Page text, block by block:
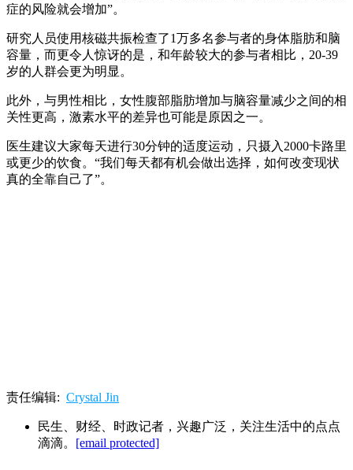
症的风险就会增加”。
研究人员使用核磁共振检查了1万多名参与者的身体脂肪和脑
容量，而更令人惊讶的是，和年龄较大的参与者相比，20-39
岁的人群会更为明显。
此外，与男性相比，女性腹部脂肪增加与脑容量减少之间的相
关性更高，激素水平的差异也可能是原因之一。
医生建议大家每天进行30分钟的适度运动，只摄入2000卡路里
或更少的饮食。“我们每天都有机会做出选择，如何改变现状
真的全靠自己了”。
责任编辑: Crystal Jin
民生、财经、时政记者，兴趣广泛，关注生活中的点点
滴滴。 [email protected]